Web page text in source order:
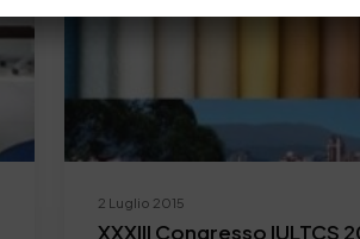
2 Luglio 2015
XXXIII Congresso IULTCS